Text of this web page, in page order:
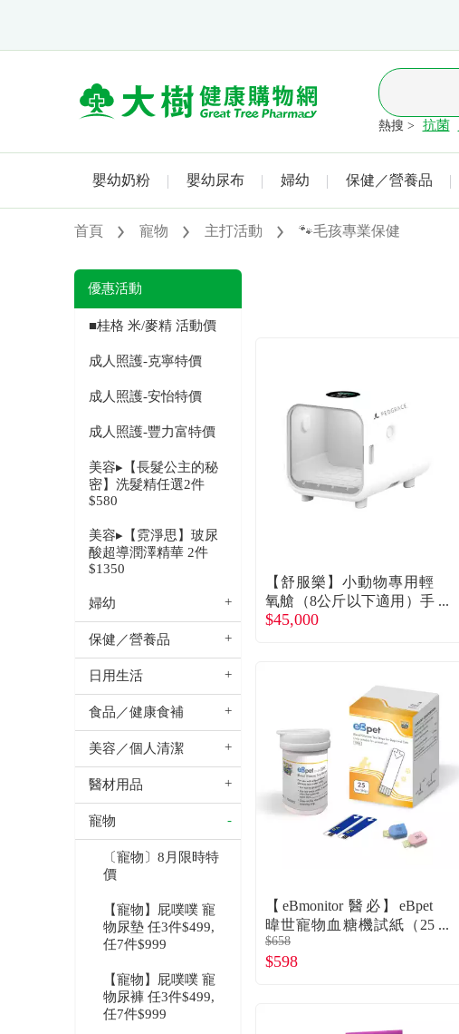
熱搜 > 抗菌
嬰幼奶粉 嬰幼尿布 婦幼 保健／營養品
首頁 寵物 主打活動 🐾毛孩專業保健
優惠活動
■桂格 米/麥精 活動價
成人照護-克寧特價
成人照護-安怡特價
成人照護-豐力富特價
美容▸【長髮公主的秘
密】洗髮精任選2件
$580
美容▸【霓淨思】玻尿
酸超導潤澤精華 2件
$1350
婦幼
保健／營養品
日用生活
食品／健康食補
美容／個人清潔
醫材用品
寵物
〔寵物〕8月限時特
價
【寵物】屁噗噗 寵
物尿墊 任3件$499,
任7件$999
【寵物】屁噗噗 寵
物尿褲 任3件$499,
任7件$999
【舒服樂】小動物專用輕
氧艙（8公斤以下適用）手
動式-百合白（廠商直送）
$45,000
【eBmonitor 醫必】eBpet
暐世寵物血糖機試紙（25
片裝）（廠商直送）
$658
$598